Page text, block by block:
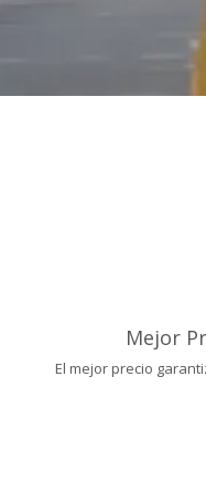
Mejor
El mejor precio